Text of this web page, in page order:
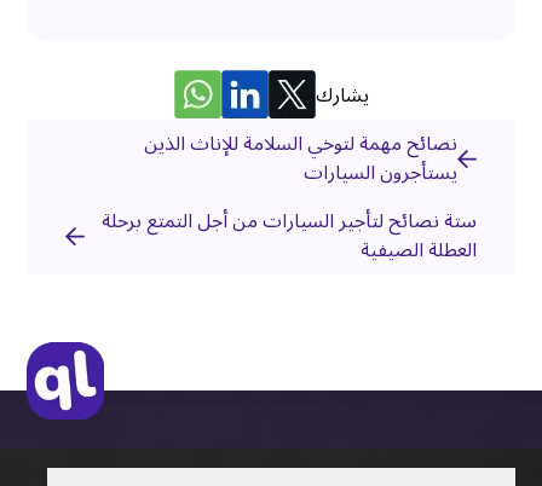
يشارك
نصائح مهمة لتوخي السلامة للإناث الذين
يستأجرون السيارات
ستة نصائح لتأجير السيارات من أجل التمتع برحلة
العطلة الصيفية